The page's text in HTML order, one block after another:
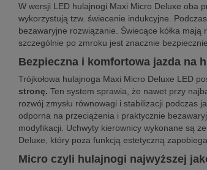
W wersji LED hulajnogi Maxi Micro Deluxe oba
wykorzystują tzw. świecenie indukcyjne.
bezawaryjne rozwiązanie. Świecące kółka
szczególnie po zmroku jest znacznie
Bezpieczna i komfortowa jazda na
Trójkołowa hulajnoga Maxi Micro Deluxe LED
stronę. Ten system sprawia, że nawet przy
rozwój zmysłu równowagi i stabilizacji podczas
odporna na przeciążenia i praktycznie
modyfikacji. Uchwyty kierownicy wykonane są
Deluxe, który poza funkcją estetyczną
Micro czyli hulajnogi najwyższej